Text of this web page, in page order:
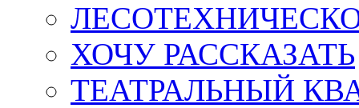
ХОЧУ РАССКАЗАТЬ
ТЕАТРАЛЬНЫЙ